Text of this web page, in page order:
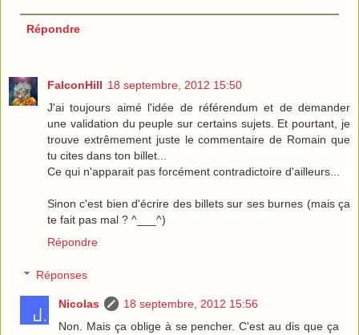
Répondre
FalconHill 18 septembre, 2012 15:50
J'ai toujours aimé l'idée de référendum et de demander
une validation du peuple sur certains sujets. Et pourtant, je
trouve extrêmement juste le commentaire de Romain que
tu cites dans ton billet...
Ce qui n'apparait pas forcément contradictoire d'ailleurs...
Sinon c'est bien d'écrire des billets sur ses burnes (mais ça
te fait pas mal ? ^___^)
Répondre
Réponses
Nicolas
18 septembre, 2012 15:56
Non. Mais ça oblige à se pencher. C'est au dis que ça